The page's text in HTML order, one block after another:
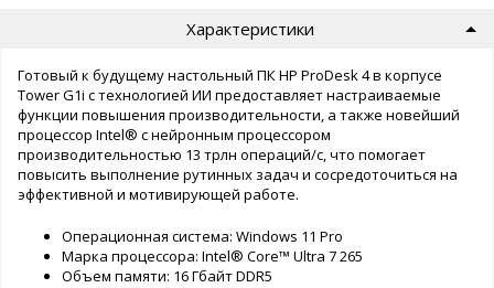
Характеристики
Готовый к будущему настольный ПК HP ProDesk 4 в корпусе
Tower G1i с технологией ИИ предоставляет настраиваемые
функции повышения производительности, а также новейший
процессор Intel® с нейронным процессором
производительностью 13 трлн операций/с, что помогает
повысить выполнение рутинных задач и сосредоточиться на
эффективной и мотивирующей работе.
Операционная система: Windows 11 Pro
Марка процессора: Intel® Core™ Ultra 7 265
Объем памяти: 16 Гбайт DDR5